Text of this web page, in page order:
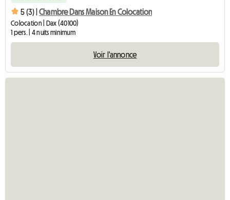
5 (3) | Chambre Dans Maison En Colocation
Colocation | Dax (40100)
1 pers. | 4 nuits minimum
Voir l'annonce